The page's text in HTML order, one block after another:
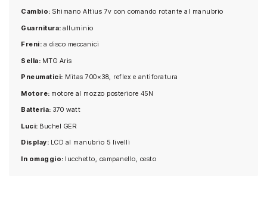
Cambio: Shimano Altius 7v con comando rotante al manubrio
Guarnitura: alluminio
Freni: a disco meccanici
Sella: MTG Aris
Pneumatici: Mitas 700×38, reflex e antiforatura
Motore: motore al mozzo posteriore 45N
Batteria: 370 watt
Luci: Buchel GER
Display: LCD al manubrio 5 livelli
In omaggio: lucchetto, campanello, cesto